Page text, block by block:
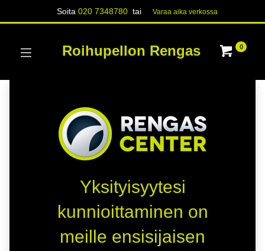
Soita020 7348780 tai Varaa aika verk​​​​ossa
Roihupellon Rengas 0
Yksityisyytesi
kunnioittaminen on
meille ensisijaisen